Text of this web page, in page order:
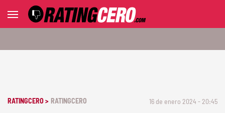
RATINGCERO > RATINGCERO 16 de enero 2024 - 20:45